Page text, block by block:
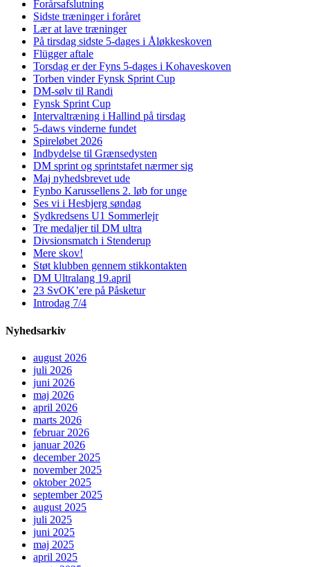
Forårsafslutning
Sidste træninger i foråret
Lær at lave træninger
På tirsdag sidste 5-dages i Åløkkeskoven
Flügger aftale
Torsdag er der Fyns 5-dages i Kohaveskoven
Torben vinder Fynsk Sprint Cup
DM-sølv til Randi
Fynsk Sprint Cup
Intervaltræning i Hallind på tirsdag
5-daws vinderne fundet
Spireløbet 2026
Indbydelse til Grænsedysten
DM sprint og sprintstafet nærmer sig
Maj nyhedsbrevet ude
Fynbo Karussellens 2. løb for unge
Ses vi i Hesbjerg søndag
Sydkredsens U1 Sommerlejr
Tre medaljer til DM ultra
Divsionsmatch i Stenderup
Mere skov!
Støt klubben gennem stikkontakten
DM Ultralang 19.april
23 SvOK’ere på Påsketur
Introdag 7/4
Nyhedsarkiv
august 2026
juli 2026
juni 2026
maj 2026
april 2026
marts 2026
februar 2026
januar 2026
december 2025
november 2025
oktober 2025
september 2025
august 2025
juli 2025
juni 2025
maj 2025
april 2025